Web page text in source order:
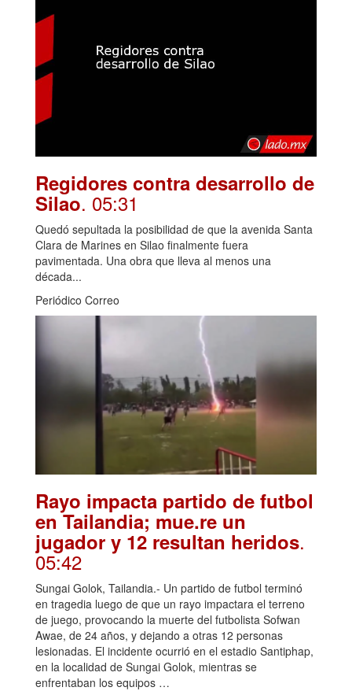
Regidores contra desarrollo de
Silao. 05:31
Quedó sepultada la posibilidad de que la avenida Santa
Clara de Marines en Silao finalmente fuera
pavimentada. Una obra que lleva al menos una
década...
Periódico Correo
Rayo impacta partido de futbol
en Tailandia; mue.re un
jugador y 12 resultan heridos.
05:42
Sungai Golok, Tailandia.- Un partido de futbol terminó
en tragedia luego de que un rayo impactara el terreno
de juego, provocando la muerte del futbolista Sofwan
Awae, de 24 años, y dejando a otras 12 personas
lesionadas. El incidente ocurrió en el estadio Santiphap,
en la localidad de Sungai Golok, mientras se
enfrentaban los equipos …